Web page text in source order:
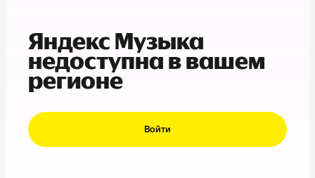
Яндекс Музыка
недоступна в вашем
регионе
Войти